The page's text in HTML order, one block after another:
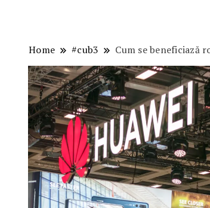
Home #cub3 Cum se beneficiază